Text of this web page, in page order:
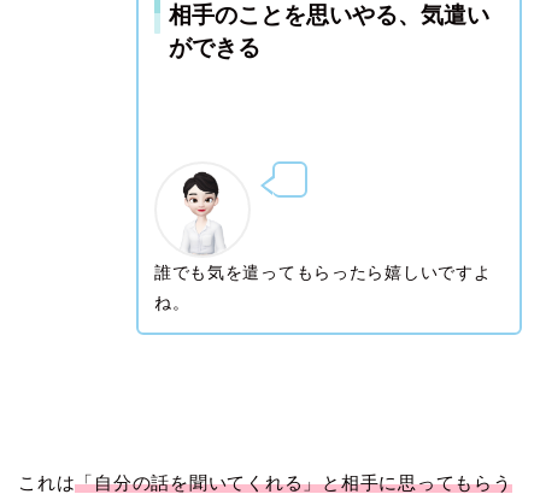
相手のことを思いやる、気遣い
ができる
シュリ
誰でも気を遣ってもらったら嬉しいですよ
ね。
これは「自分の話を聞いてくれる」と相手に思ってもらう